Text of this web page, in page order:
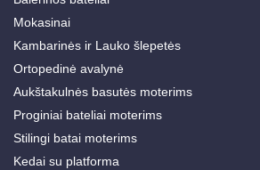
Mokasinai
Kambarinės ir Lauko šlepetės
Ortopedinė avalynė
Aukštakulnės basutės moterims
Proginiai bateliai moterims
Stilingi batai moterims
Kedai su platforma